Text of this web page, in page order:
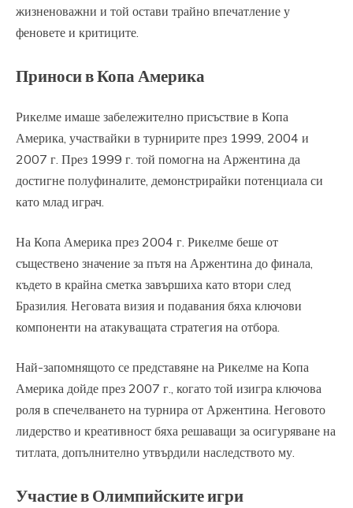
жизненоважни и той остави трайно впечатление у
феновете и критиците.
Приноси в Копа Америка
Рикелме имаше забележително присъствие в Копа
Америка, участвайки в турнирите през 1999, 2004 и
2007 г. През 1999 г. той помогна на Аржентина да
достигне полуфиналите, демонстрирайки потенциала си
като млад играч.
На Копа Америка през 2004 г. Рикелме беше от
съществено значение за пътя на Аржентина до финала,
където в крайна сметка завършиха като втори след
Бразилия. Неговата визия и подавания бяха ключови
компоненти на атакуващата стратегия на отбора.
Най-запомнящото се представяне на Рикелме на Копа
Америка дойде през 2007 г., когато той изигра ключова
роля в спечелването на турнира от Аржентина. Неговото
лидерство и креативност бяха решаващи за осигуряване на
титлата, допълнително утвърдили наследството му.
Участие в Олимпийските игри